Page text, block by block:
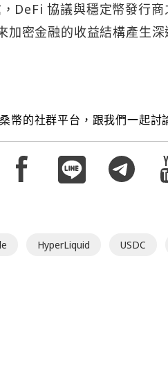
DeFi 協議與穩定幣發行商
密金融的收益結構產生深
幣的社群平台，跟我們一起討
HyperLiquid USDC